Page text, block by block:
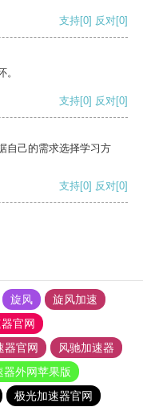
支持[0] 反对[0]
支持[0] 反对[0]
自己的需求选择学习方
支持[0] 反对[0]
旋风
旋风加速
官网
器官网
风驰加速器
器外网苹果版
极光加速器官网